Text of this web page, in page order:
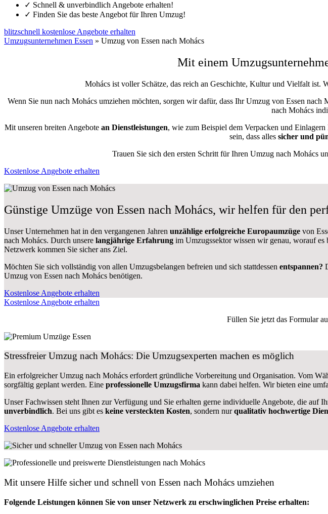
✓ Schnell & unverbindlich Angebote erhalten!
✓ Finden Sie das beste Angebot für Ihren Umzug!
blitzschnell kostenlose Angebote erhalten
Umzugsunternehmen Essen » Umzug von Essen nach Mohács
Mit einem
Mohács ist voller Schätze, das reich an Geschichte, Kultur und Vielfalt ist.
Wenn Sie nun nach Mohács umziehen möchten, sorgen wir dafür, dass Ihr Umzug von Essen nach
nach Mohács
Mit unseren breiten Angebotean Dienstleistungen, wie zum Beispiel dem Verpacken und
sein, dass alles sicher und
Trauen Sie sich den ersten Schritt für Ihren Umzug nach Mohács
Kostenlose Angebote erhalten
Günstige Umzüge von Essen nach Mohács, wir helfen für den
Unser Unternehmen hat in den vergangenen Jahren unzählige erfolgreiche Europaumzüge von
nach Mohács. Durch unsere langjährige Erfahrung im Umzugssektor wissen wir genau, worauf es
Netzwerk kommen Sie sicher ans Ziel.
Möchten Sie sich vollständig von allen Umzugsbelangen befreien und sich stattdessen entspannen?
Umzug von Essen nach Mohács benötigen.
Kostenlose Angebote erhalten
Kostenlose Angebote erhalten
Füllen Sie jetzt das Formular
Stressfreier Umzug nach Mohács: Die Umzugsexperten machen es möglich
Ein erfolgreicher Umzug nach Mohács erfordert gründliche Vorbereitung und Organisation. Vom
sorgfältig geplant werden. Eine professionelle Umzugsfirma kann dabei helfen. Wir bieten eine
Unser Fachwissen steht Ihnen zur Verfügung und Sie erhalten gerne individuelle Angebote, die auf
unverbindlich. Bei uns gibt es keine versteckten Kosten, sondern nurqualitativ hochwertige
Kostenlose Angebote erhalten
Mit unsere Hilfe sicher und schnell von Essen nach Mohács umziehen
Folgende Leistungen können Sie von unser Netzwerk zu erschwinglichen Preise erhalten: